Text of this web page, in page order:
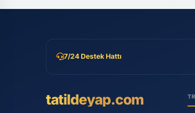
7/24 Destek Hattı
tatildeyap.com